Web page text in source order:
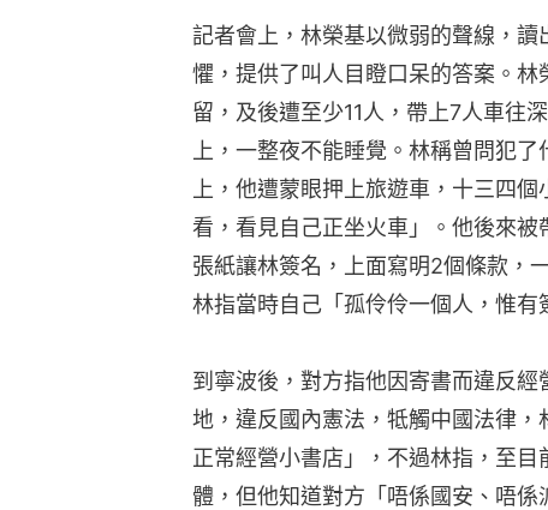
記者會上，林榮基以微弱的聲線，
懼，提供了叫人目瞪口呆的答案。
留，及後遭至少11人，帶上7人車往
上，一整夜不能睡覺。林稱曾問犯
上，他遭蒙眼押上旅遊車，十三四
看，看見自己正坐火車」。他後來
張紙讓林簽名，上面寫明2個條款，
林指當時自己「孤伶伶一個人，惟有
到寧波後，對方指他因寄書而違反
地，違反國內憲法，牴觸中國法律
正常經營小書店」，不過林指，至
體，但他知道對方「唔係國安、唔